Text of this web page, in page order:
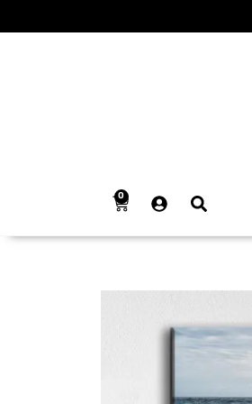
0